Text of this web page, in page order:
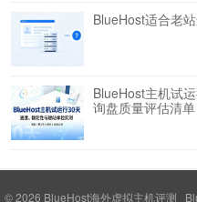
BlueHost适合老
BlueHost主机试
询盘质量评估清单
© 2026 BlueHost海外虚拟主机评测